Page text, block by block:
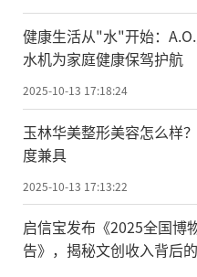
健康生活从"水"开始：
水机为家庭健康保驾护航
2025-10-13 17:18:24
玉林华美整形美容怎么样
度兼具
2025-10-13 17:13:22
启信宝发布《2025全国博
告》，揭秘文创收入背后